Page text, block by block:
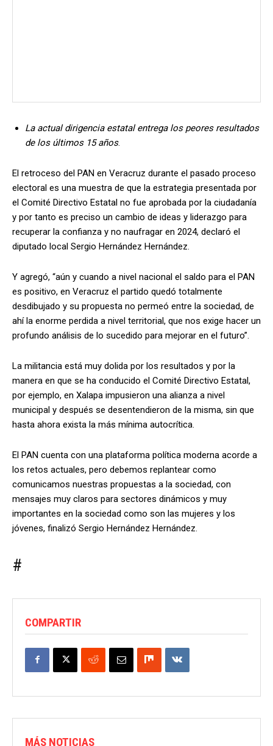
La actual dirigencia estatal entrega los peores resultados
de los últimos 15 años.
El retroceso del PAN en Veracruz durante el pasado proceso
electoral es una muestra de que la estrategia presentada por
el Comité Directivo Estatal no fue aprobada por la ciudadanía
y por tanto es preciso un cambio de ideas y liderazgo para
recuperar la confianza y no naufragar en 2024, declaró el
diputado local Sergio Hernández Hernández.
Y agregó, “aún y cuando a nivel nacional el saldo para el PAN
es positivo, en Veracruz el partido quedó totalmente
desdibujado y su propuesta no permeó entre la sociedad, de
ahí la enorme perdida a nivel territorial, que nos exige hacer un
profundo análisis de lo sucedido para mejorar en el futuro”.
La militancia está muy dolida por los resultados y por la
manera en que se ha conducido el Comité Directivo Estatal,
por ejemplo, en Xalapa impusieron una alianza a nivel
municipal y después se desentendieron de la misma, sin que
hasta ahora exista la más mínima autocrítica.
El PAN cuenta con una plataforma política moderna acorde a
los retos actuales, pero debemos replantear como
comunicamos nuestras propuestas a la sociedad, con
mensajes muy claros para sectores dinámicos y muy
importantes en la sociedad como son las mujeres y los
jóvenes, finalizó Sergio Hernández Hernández.
#
COMPARTIR
MÁS NOTICIAS